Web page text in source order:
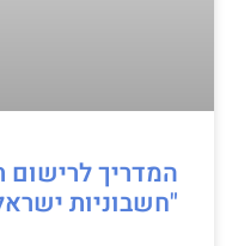
המדריך
"חשבוניות